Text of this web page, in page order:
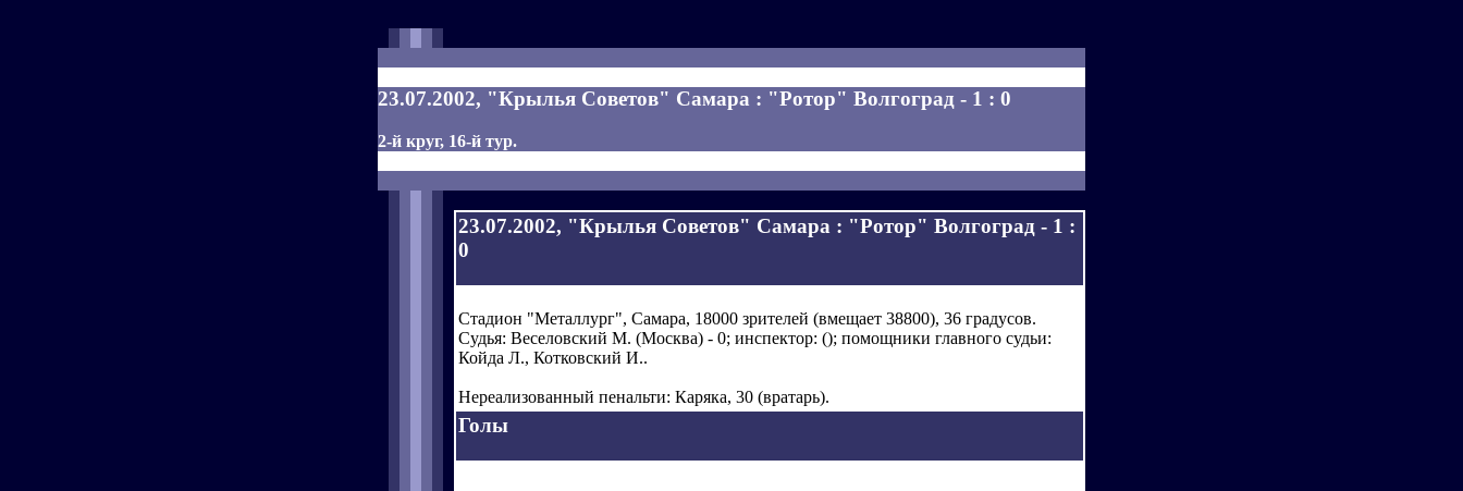
23.07.2002, "Крылья Советов" Самара : "Ротор" Волгоград - 1 : 0
2-й круг, 16-й тур.
23.07.2002, "Крылья Советов" Самара : "Ротор" Волгоград - 1 :
0
Стадион "Металлург", Самара, 18000 зрителей (вмещает 38800), 36 градусов.
Судья: Веселовский М. (Москва) - 0; инспектор: (); помощники главного судьи:
Койда Л., Котковский И..
Нереализованный пенальти: Каряка, 30 (вратарь).
Голы